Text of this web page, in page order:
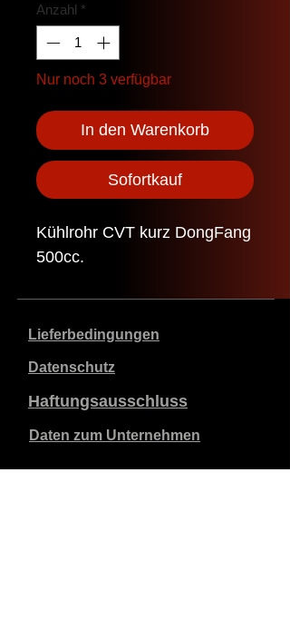
Anzahl *
Nur noch 3 verfügbar
In den Warenkorb
Sofortkauf
Kühlrohr CVT kurz DongFang
500cc.
Lieferbedingungen
Datenschutz
Haftungsausschluss
Daten zum Unternehmen